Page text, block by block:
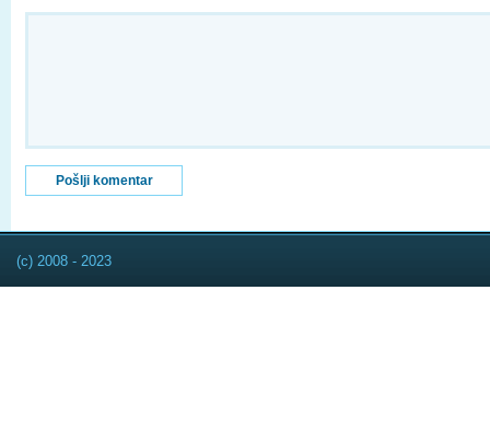
(c) 2008 - 2023